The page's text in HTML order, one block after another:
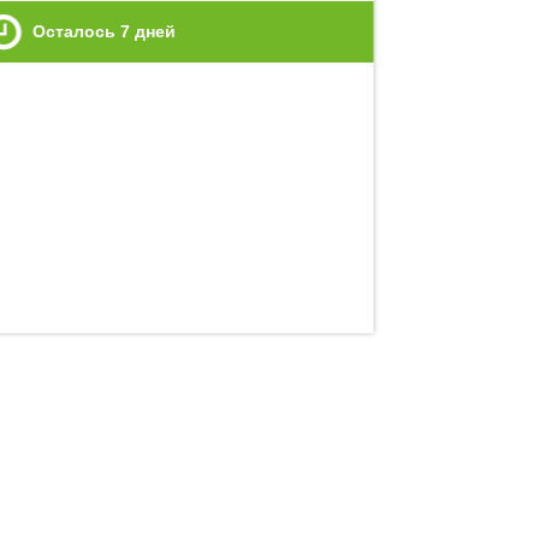
Осталось 7 дней